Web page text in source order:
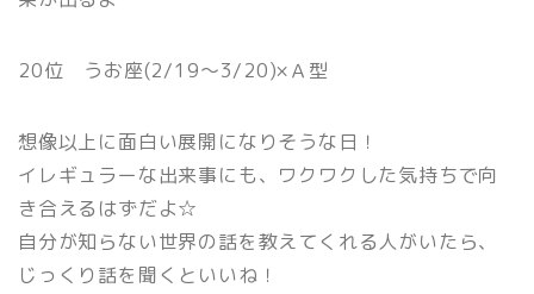
20位 うお座(2/19〜3/20)×Ａ型
想像以上に面白い展開になりそうな日！
イレギュラーな出来事にも、ワクワクした気持ちで向
き合えるはずだよ☆
自分が知らない世界の話を教えてくれる人がいたら、
じっくり話を聞くといいね！